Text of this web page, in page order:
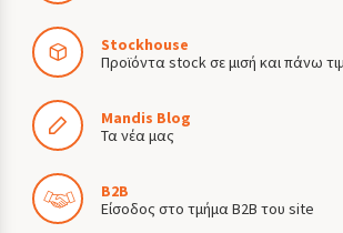
Stockhouse
Προϊόντα stock σε μισή και πάνω
Mandis Blog
Τα νέα μας
B2B
Είσοδος στο τμήμα B2B του site